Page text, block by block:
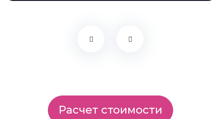
Расчет стоимости